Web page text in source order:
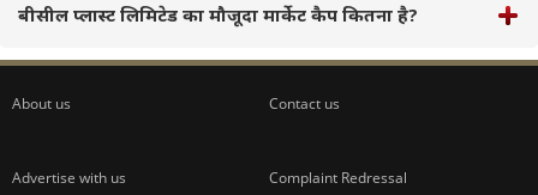
बीसील प्लास्ट लिमिटेड का मौजूदा मार्केट कैप कितना है?
About us Contact us
Advertise with us Complaint Redressal